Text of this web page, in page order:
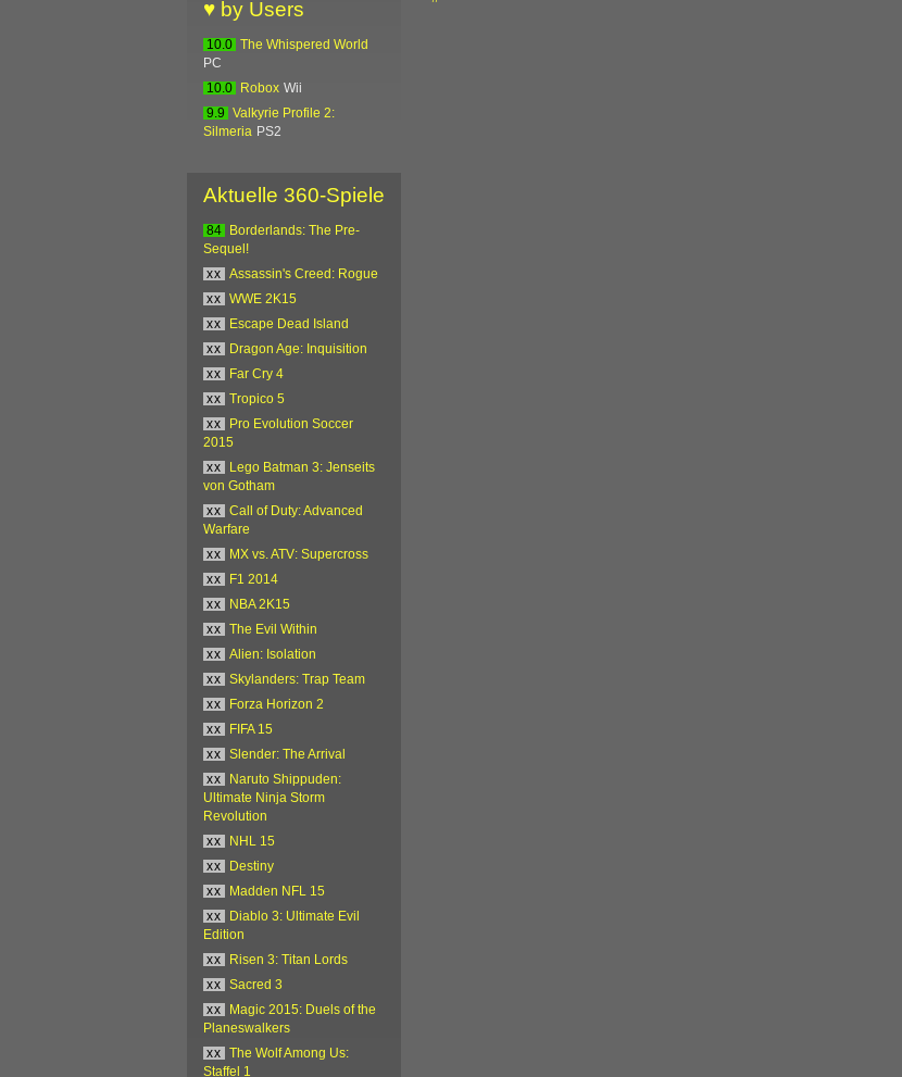
♥ by Users
10.0 The Whispered World
PC
10.0
Robox Wii
9.9
Valkyrie Profile 2:
Silmeria PS2
Aktuelle 360-Spiele
84
Borderlands: The Pre-
Sequel!
xx
Assassin's Creed: Rogue
xx
WWE 2K15
xx
Escape Dead Island
xx
Dragon Age: Inquisition
xx
Far Cry 4
xx
Tropico 5
xx
Pro Evolution Soccer
2015
xx
Lego Batman 3: Jenseits
von Gotham
xx
Call of Duty: Advanced
Warfare
xx
MX vs. ATV: Supercross
xx
F1 2014
xx
NBA 2K15
xx
The Evil Within
xx
Alien: Isolation
xx
Skylanders: Trap Team
xx
Forza Horizon 2
xx
FIFA 15
xx
Slender: The Arrival
xx
Naruto Shippuden:
Ultimate Ninja Storm
Revolution
xx
NHL 15
xx
Destiny
xx
Madden NFL 15
xx
Diablo 3: Ultimate Evil
Edition
xx
Risen 3: Titan Lords
xx
Sacred 3
xx
Magic 2015: Duels of the
Planeswalkers
xx
The Wolf Among Us:
Staffel 1